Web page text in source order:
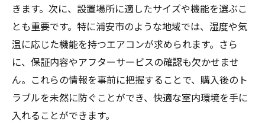
きます。次に、設置場所に適したサイズや機能を選ぶこ
とも重要です。特に浦安市のような地域では、湿度や気
温に応じた機能を持つエアコンが求められます。さら
に、保証内容やアフターサービスの確認も欠かせませ
ん。これらの情報を事前に把握することで、購入後のト
ラブルを未然に防ぐことができ、快適な室内環境を手に
入れることができます。